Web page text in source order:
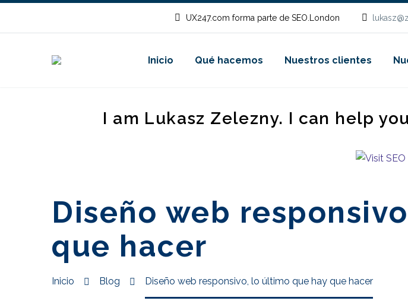
UX247.com forma parte de SEO.London
Inicio Qué hacemos Nuestros clientes
I am Lukasz Zelezny. I can help
Diseño web
que hacer
Inicio Blog Diseño web responsivo, lo último que hay que hacer